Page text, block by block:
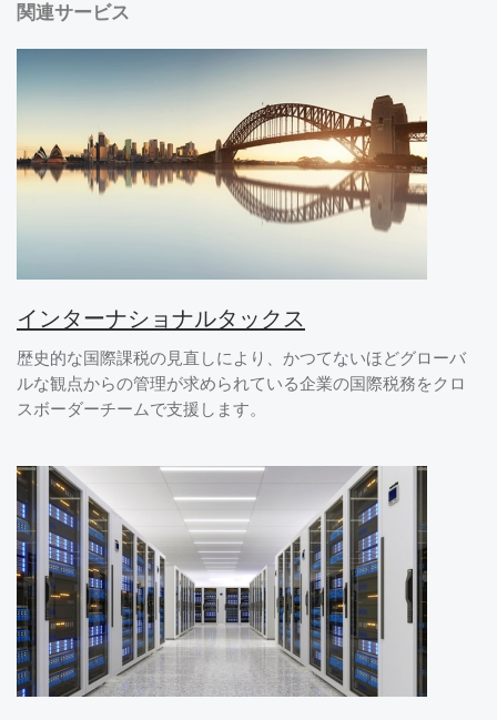
関連サービス
インターナショナルタックス
歴史的な国際課税の見直しにより、かつてないほどグローバ
ルな観点からの管理が求められている企業の国際税務をクロ
スボーダーチームで支援します。